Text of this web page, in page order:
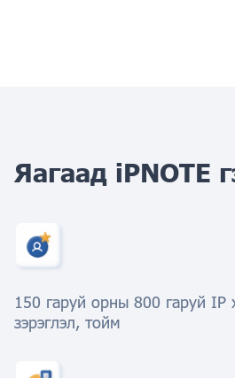
Яагаад iPNOTE
150 гаруй орны 800 гаруй
зэрэглэл, тойм